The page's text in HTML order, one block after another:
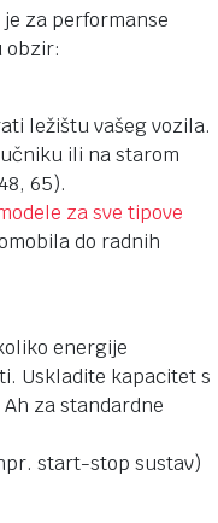
za performanse
obzir:
ležištu vašeg vozila.
ili na starom
65).
za sve tipove
do radnih
energije
Uskladite kapacitet s
za standardne
start-stop sustav)